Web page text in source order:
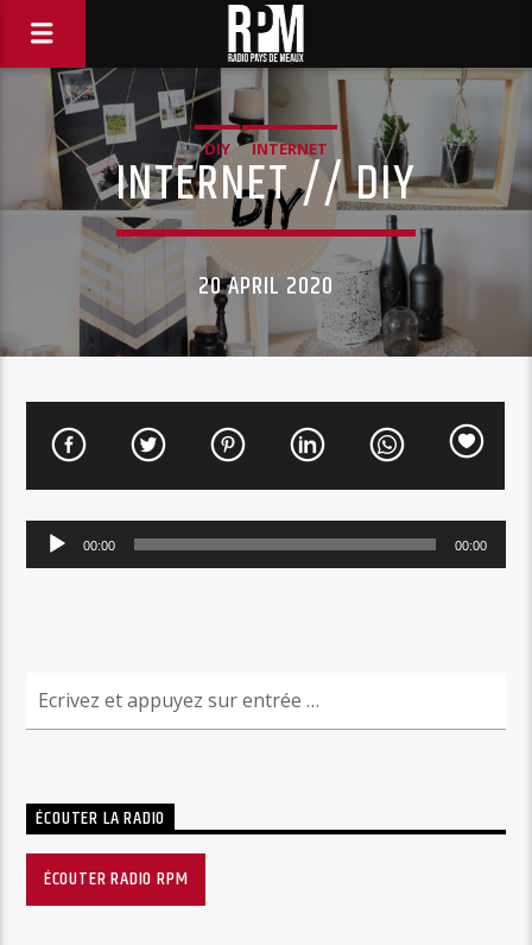
DIY INTERNET
INTERNET // DIY
20 APRIL 2020
Lecteur
audio
00:00 00:00
ÉCOUTER LA RADIO
ÉCOUTER RADIO RPM